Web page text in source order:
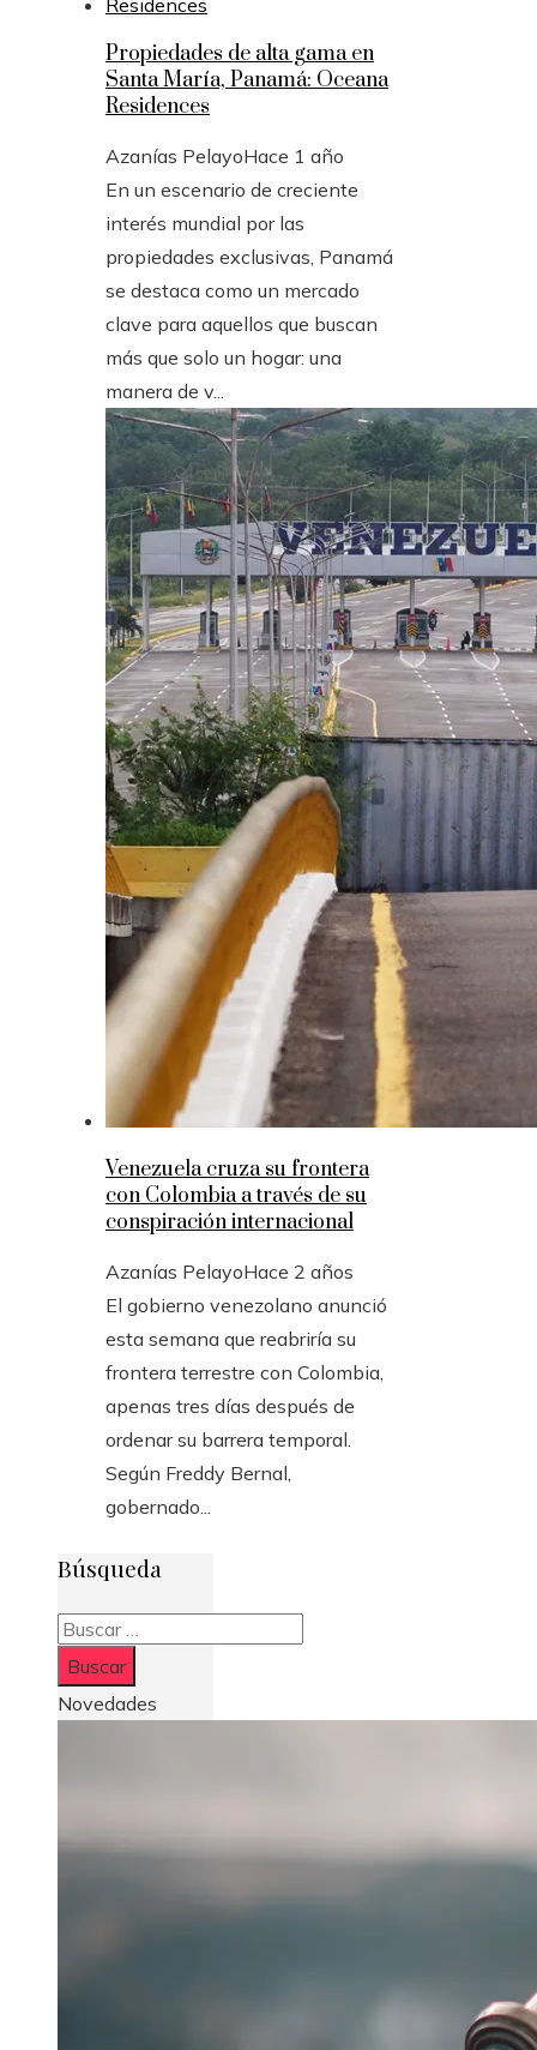
Propiedades de alta gama en
Santa María, Panamá: Oceana
Residences
Azanías PelayoHace 1 año
En un escenario de creciente
interés mundial por las
propiedades exclusivas, Panamá
se destaca como un mercado
clave para aquellos que buscan
más que solo un hogar: una
manera de v...
Venezuela cruza su frontera
con Colombia a través de su
conspiración internacional
Azanías PelayoHace 2 años
El gobierno venezolano anunció
esta semana que reabriría su
frontera terrestre con Colombia,
apenas tres días después de
ordenar su barrera temporal.
Según Freddy Bernal,
gobernado...
Búsqueda
Buscar:
Novedades